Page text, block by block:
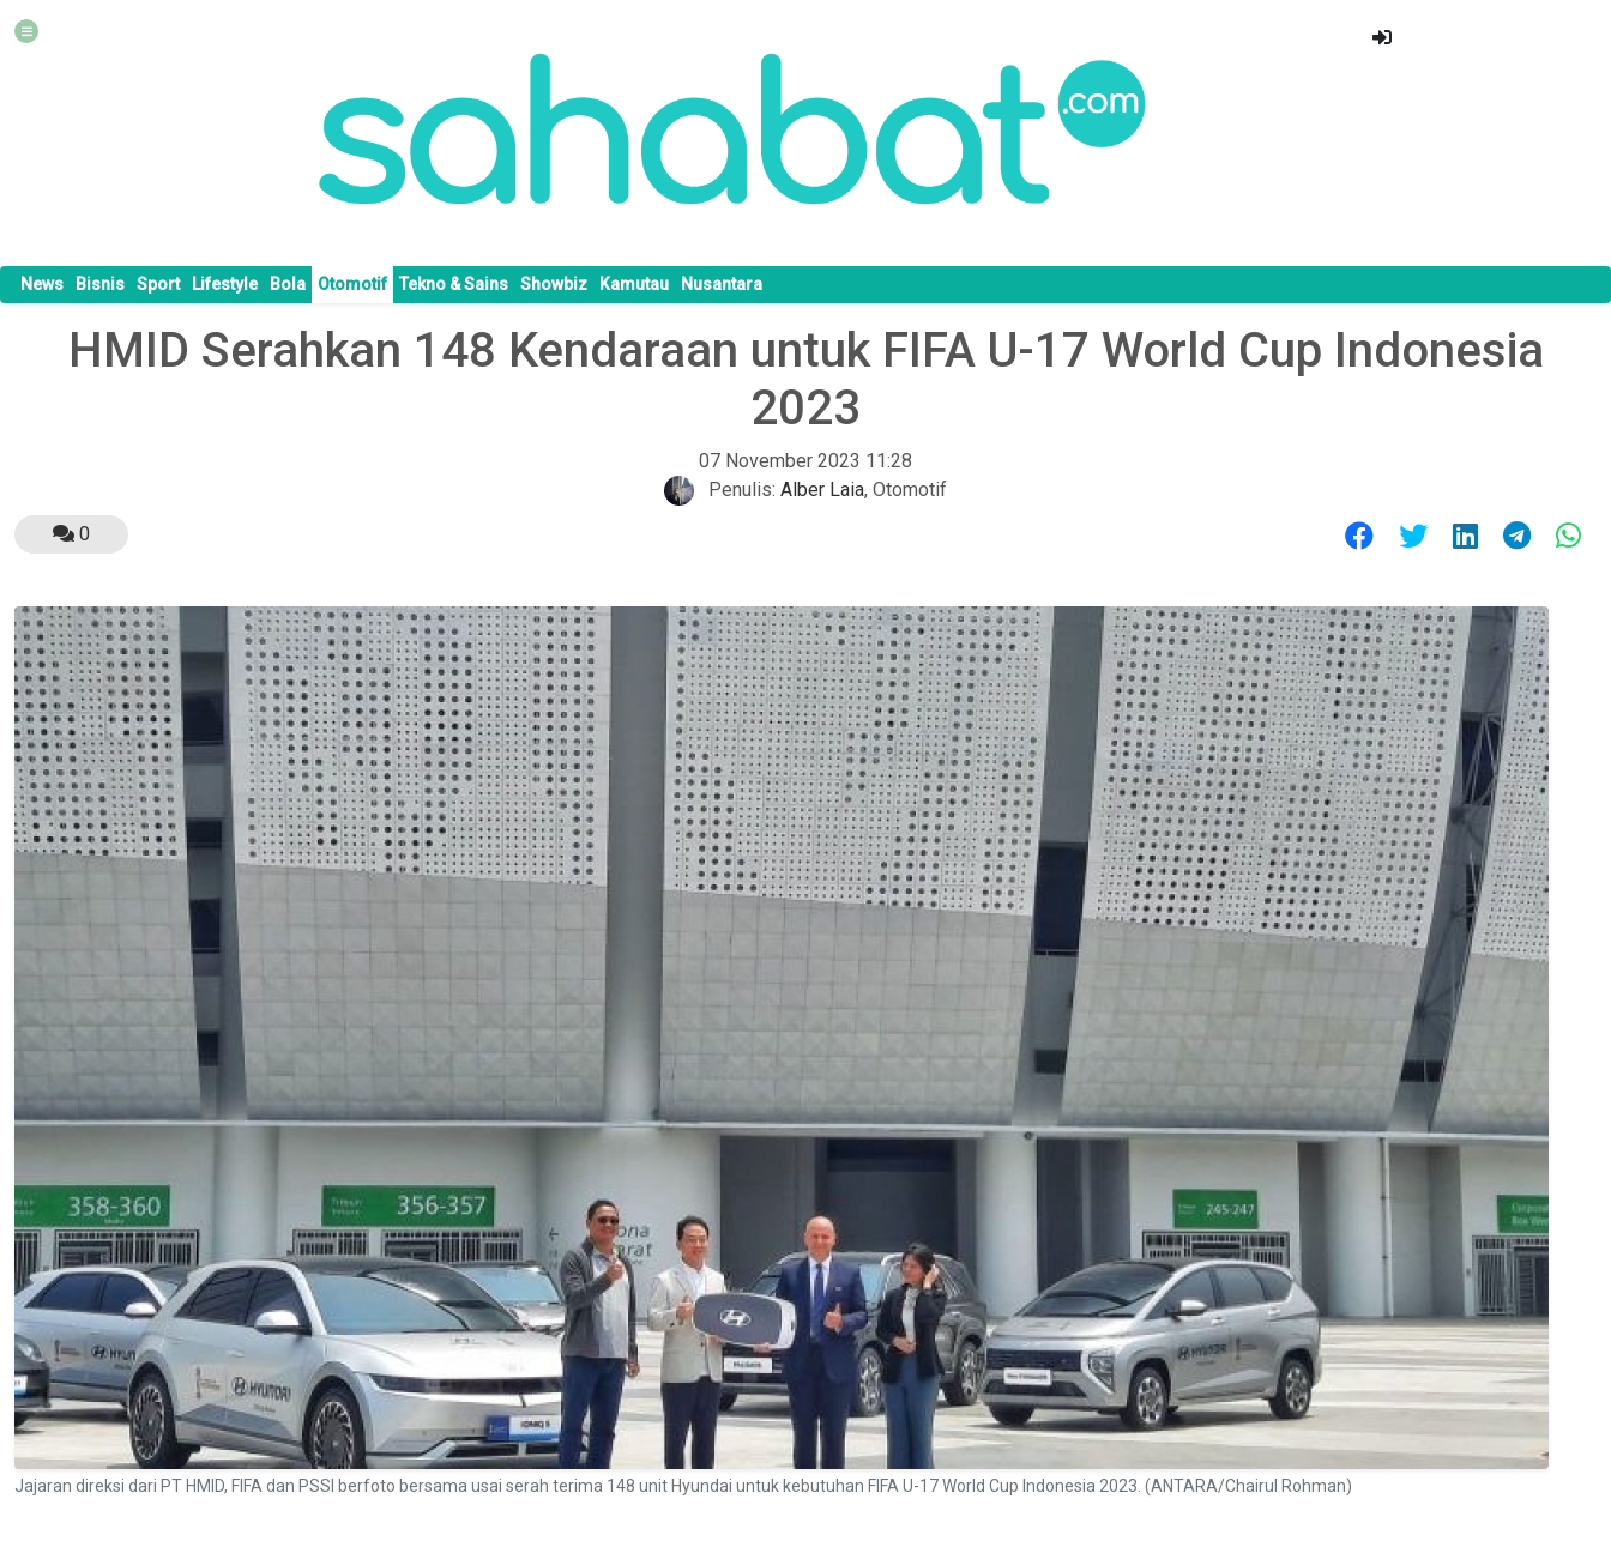
News Bisnis Sport Lifestyle Bola Otomotif Tekno & Sains Showbiz Kamutau Nusantara
HMID Serahkan 148 Kendaraan untuk FIFA U-17 World Cup Indonesia
2023
07 November 2023 11:28
Penulis: Alber Laia, Otomotif
0
Jajaran direksi dari PT HMID, FIFA dan PSSI berfoto bersama usai serah terima 148 unit Hyundai untuk kebutuhan FIFA U-17 World Cup Indonesia 2023. (ANTARA/Chairul Rohman)